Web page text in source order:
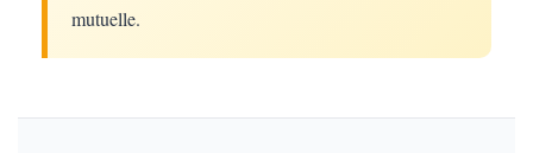
mutuelle.